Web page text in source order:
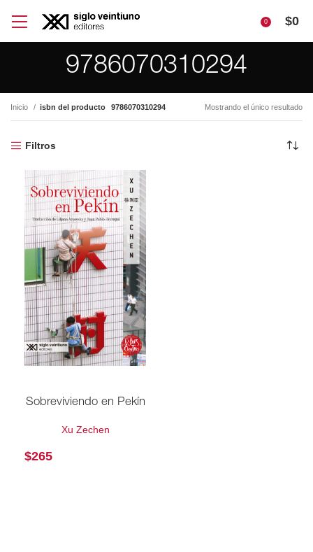
0 $0
9786070310294
Inicio isbn del producto 9786070310294 Mostrando el único resultado
Filtros
Sobreviviendo en Pekín
Xu Zechen
$265